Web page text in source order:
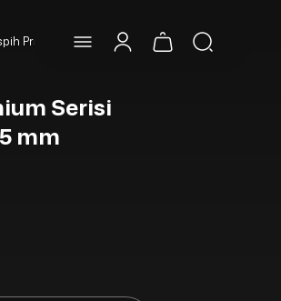
Premium Serisi (Turkuaz Varasit) 8*5 mm
Serisi
mm